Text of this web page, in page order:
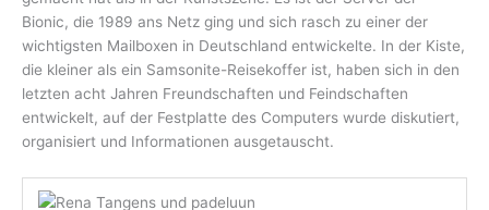
Bionic, die 1989 ans Netz ging und sich rasch zu einer der
wichtigsten Mailboxen in Deutschland entwickelte. In der Kiste,
die kleiner als ein Samsonite-Reisekoffer ist, haben sich in den
letzten acht Jahren Freundschaften und Feindschaften
entwickelt, auf der Festplatte des Computers wurde diskutiert,
organisiert und Informationen ausgetauscht.